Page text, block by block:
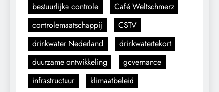
bestuurlijke controle
Café Weltschmerz
controlemaatschappij
CSTV
drinkwater Nederland
drinkwatertekort
duurzame ontwikkeling
governance
infrastructuur
klimaatbeleid